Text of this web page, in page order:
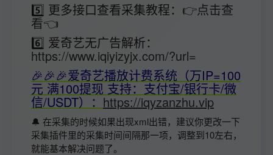
5️⃣ 更多接口查看采集教程： 👉点击查
看👈
6️⃣ 爱奇艺无广告解析：
https://www.iqiyizyjx.com/?url=
🎉🎉🎉爱奇艺播放计费系统（万IP=100
元 满100提现 支持：支付宝/银行卡/微
信/USDT）： https://iqyzanzhu.vip
🔔 在采集的时候如果出现xml出错，建议你更改一下
采集插件里的采集时间间隔那一项，调整到10左右，
就能基本解决问题了。